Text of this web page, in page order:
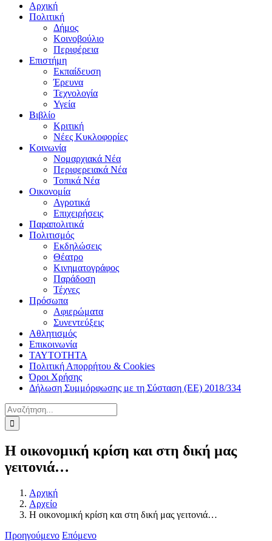
Αρχική
Πολιτική
Δήμος
Κοινοβούλιο
Περιφέρεια
Επιστήμη
Εκπαίδευση
Έρευνα
Τεχνολογία
Υγεία
Βιβλίο
Κριτική
Νέες Κυκλοφορίες
Κοινωνία
Νομαρχιακά Νέα
Περιφερειακά Νέα
Τοπικά Νέα
Οικονομία
Αγροτικά
Επιχειρήσεις
Παραπολιτικά
Πολιτισμός
Εκδηλώσεις
Θέατρο
Κινηματογράφος
Παράδοση
Τέχνες
Πρόσωπα
Αφιερώματα
Συνεντεύξεις
Αθλητισμός
Επικοινωνία
ΤΑΥΤΟΤΗΤΑ
Πολιτική Απορρήτου & Cookies
Όροι Χρήσης
Δήλωση Συμμόρφωσης με τη Σύσταση (ΕΕ) 2018/334
Αναζήτηση
για:
Η οικονομική κρίση και στη δική μας
γειτονιά…
Αρχική
Αρχείο
Η οικονομική κρίση και στη δική μας γειτονιά…
Προηγούμενο Επόμενο